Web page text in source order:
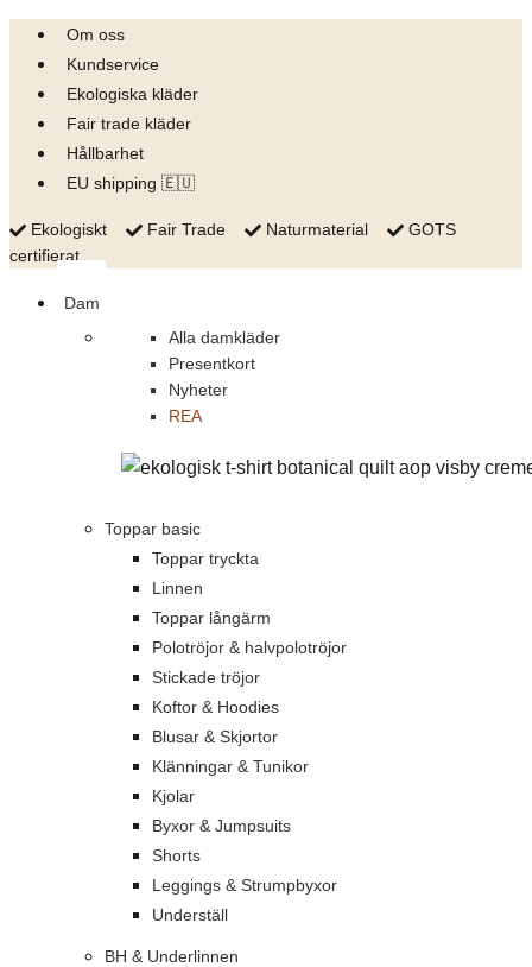
Skip
content
Om oss
Kundservice
Ekologiska kläder
Fair trade kläder
Hållbarhet
EU shipping 🇪🇺
Ekologiskt Fair Trade Naturmaterial
GOTS
certifierat
Dam
Alla damkläder
Presentkort
Nyheter
REA
Toppar basic
Toppar tryckta
Linnen
Toppar långärm
Polotröjor & halvpolotröjor
Stickade tröjor
Koftor & Hoodies
Blusar & Skjortor
Klänningar & Tunikor
Kjolar
Byxor & Jumpsuits
Shorts
Leggings & Strumpbyxor
Underställ
BH & Underlinnen